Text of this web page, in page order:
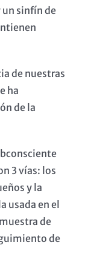
un sinfín de
de nuestras
ha
de la
3 vías: los
y la
usada en el
de
de